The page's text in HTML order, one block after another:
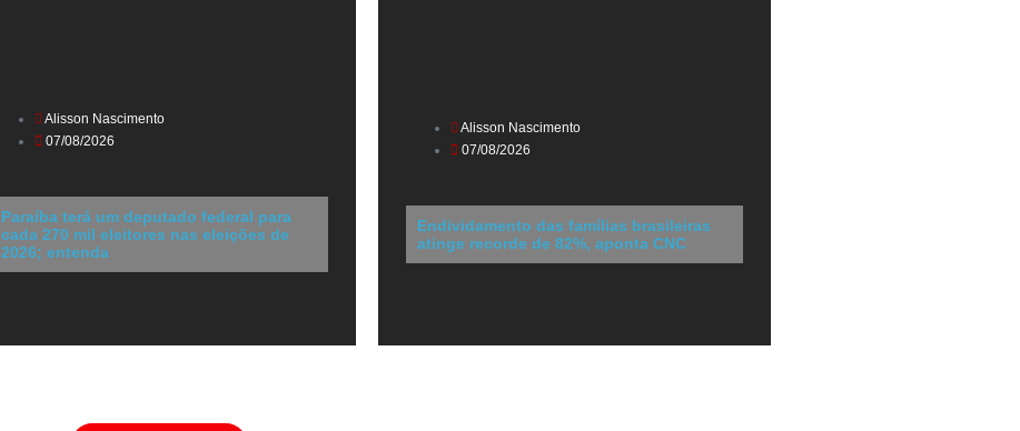
Alisson Nascimento
07/08/2026
Paraíba terá um deputado federal para
cada 270 mil eleitores nas eleições de
2026; entenda
Alisson Nascimento
07/08/2026
Endividamento das famílias brasileiras
atinge recorde de 82%, aponta CNC